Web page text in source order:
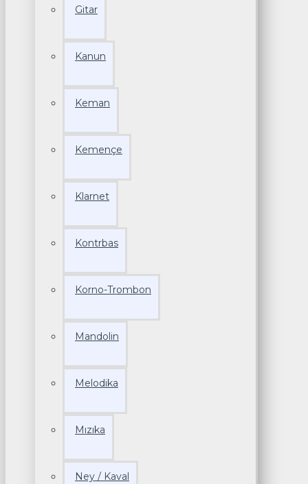
Gitar
Kanun
Keman
Kemençe
Klarnet
Kontrbas
Korno-Trombon
Mandolin
Melodika
Mızıka
Ney / Kaval